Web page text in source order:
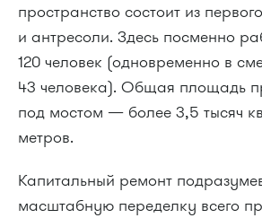
пространство состоит из
и антресоли. Здесь посменно
120 человек (одновременно в
43 человека). Общая площадь
под мостом — более 3,5 тысяч
метров.
Капитальный ремонт
масштабную переделку всего